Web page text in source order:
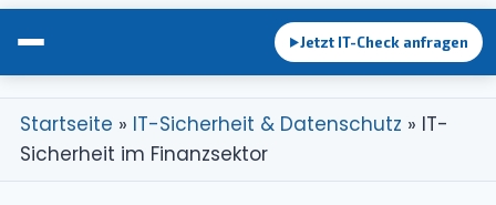
►Jetzt IT-Check anfragen
Startseite » IT-Sicherheit & Datenschutz » IT-
Sicherheit im Finanzsektor